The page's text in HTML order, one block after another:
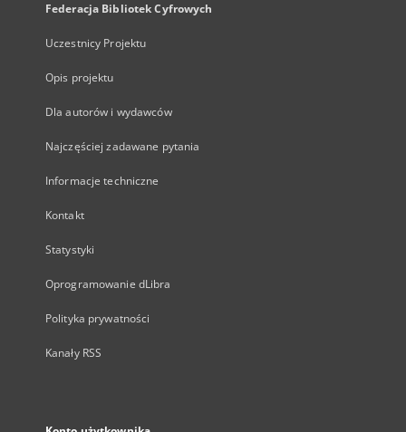
Federacja Bibliotek Cyfrowych
Uczestnicy Projektu
Opis projektu
Dla autorów i wydawców
Najczęściej zadawane pytania
Informacje techniczne
Kontakt
Statystyki
Oprogramowanie dLibra
Polityka prywatności
Kanały RSS